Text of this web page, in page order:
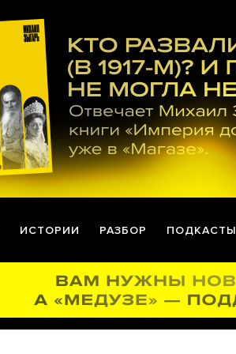
ИСТОРИИ РАЗБОР ПОДКАСТЫ